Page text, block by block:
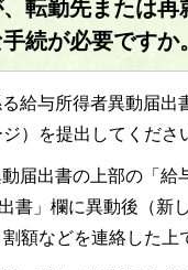
転勤先または
続が必要ですか。
給与所得者異動届
）を提出してくださ
届出書の上部の「
」欄に異動後（新
額などを連絡した上